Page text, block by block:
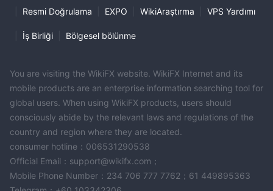
Resmi Doğrulama EXPO WikiAraştırma VPS Yardımı
İş Birliği Bölgesel bölünme
You are visiting the WikiFX website. WikiFX Internet and its
mobile products are an enterprise information searching tool for
global users. When using WikiFX products, users should
consciously abide by the relevant laws and regulations of the
country and region where they are located.
consumer hotline：006531290538
Official Email：support@wikifx.com；
Mobile Phone Number：234 706 777 7762；61 449895363